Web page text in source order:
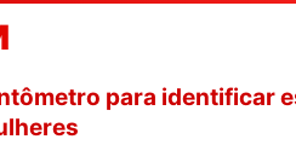
para identificar